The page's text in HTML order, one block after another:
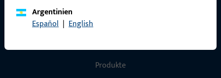
Argentinien
Español | English
Produkte